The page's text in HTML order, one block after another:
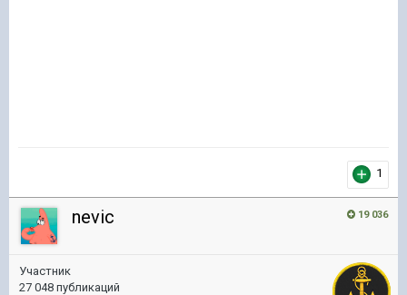
1
19 036
nevic
Участник
27 048 публикаций